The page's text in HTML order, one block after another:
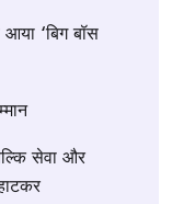
‘बिग बॉस
सेवा और